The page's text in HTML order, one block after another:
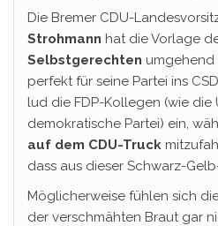
Die Bremer CDU-
Strohmann hat die Vorlage
Selbstgerechten
perfekt für seine Partei ins
lud die FDP-Kollegen (wie die
demokratische Partei) ein,
auf dem CDU-Truck
dass aus dieser Schwarz-
Möglicherweise fühlen sich
der verschmähten Braut gar